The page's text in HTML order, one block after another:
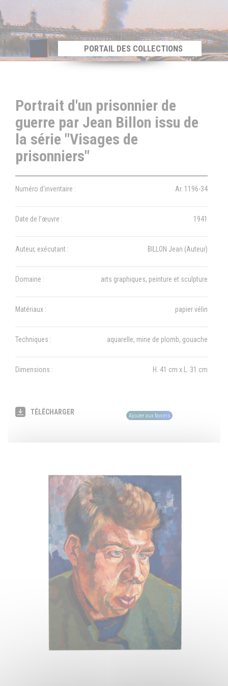
Panneau de gestion des cookies
PORTAIL DES COLLECTIONS
Portrait d'un prisonnier de
guerre par Jean Billon issu de
la série "Visages de
prisonniers"
Numéro d'inventaire : Ar. 1196-34
Date de l’œuvre : 1941
Auteur, exécutant : BILLON Jean (Auteur)
Domaine : arts graphiques, peinture et sculpture
Matériaux : papier vélin
Techniques : aquarelle, mine de plomb, gouache
Dimensions : H. 41 cm x L. 31 cm
TÉLÉCHARGER Ajouter aux favoris